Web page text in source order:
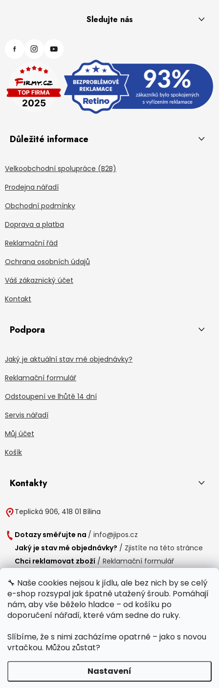
🔧 Naše cookies nejsou k jídlu, ale bez nich by se celý
e-shop rozsypal jak špatně utažený šroub. Pomáhají
nám, aby vše běželo hladce – od košíku po
doporučení nářadí, které vám sedne do ruky.
Slíbíme, že s nimi zacházíme opatrně – jako s novou
vrtačkou. Můžou zůstat?
Nastavení
Sledujte nás
Důležité informace
Velkoobchodní spolupráce (B2B)
Prodejna nářadí
Obchodní podmínky
Doprava a platba
Reklamační řád
Ochrana osobních údajů
Váš zákaznický účet
Kontakt
Podpora
Jaký je aktuální stav mé objednávky?
Reklamační formulář
Odstoupení ve lhůtě 14 dní
Servis nářadí
Můj účet
Košík
Kontakty
Teplická 906, 418 01 Bílina
Dotazy směřujte na / info@jipos.cz
Jaký je stav mé objednávky? / Zjistíte na této stránce
Chci reklamovat zboží / Reklamační formulář
Provozní doba
Po-Čt /
8:00 - 15:00
Polední přestávka /11:00 - 11:30
Copyright 2026Jipos.cz. Všechna práva vyhrazena.Upravit nastavení